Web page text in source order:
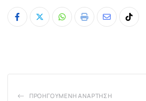
Whatsapp
Print
ShareTiktok
ΠΡΟΗΓΟΎΜΕΝΗ ΑΝΆΡΤΗΣΗ